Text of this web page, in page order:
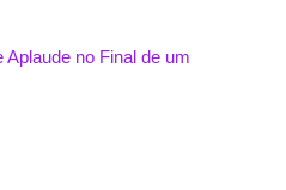
Aplaude no Final de um